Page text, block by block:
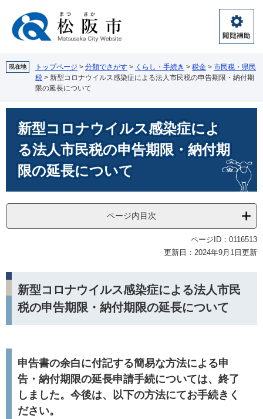
閲
覧
助
現在地 トップページ > 分類でさがす > くらし・手続き > 税金 > 市民税・県民
税 > 新型コロナウイルス感染症による法人市民税の申告期限・納付期
限の延長について
新型コロナウイルス感染症によ
る法人市民税の申告期限・納付期
限の延長について
ページ内目次
ページID：0116513
更新日：2024年9月1日更新
新型コロナウイルス感染症による法人市民
税の申告期限・納付期限の延長について
申告書の余白に付記する簡易な方法による申
告・納付期限の延長申請手続については、終了
しました。今後は、以下の方法にてお手続きく
ださい。